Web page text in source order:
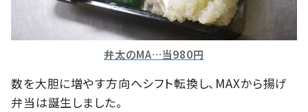
弁太のMA…当980円
数を大胆に増やす方向へシフト転換し、MAXから揚げ
弁当は誕生しました。